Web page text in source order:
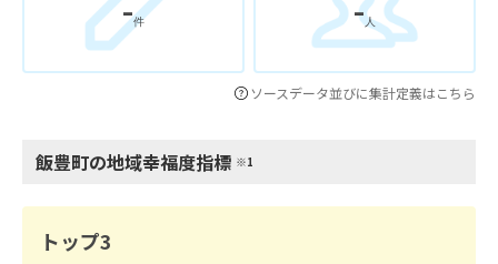
件 人
ソースデータ並びに集計定義はこちら
飯豊町の地域幸福度指標 ※1
トップ3